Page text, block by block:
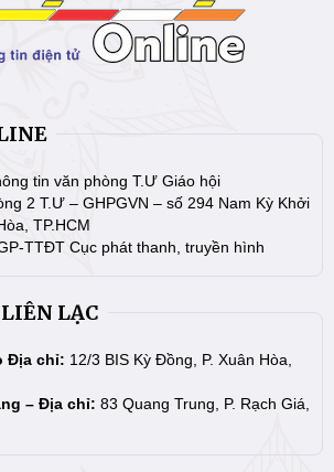
tin văn phòng T.Ư Giáo hội
2 T.Ư – GHPGVN – số 294 Nam Kỳ Khởi
TP.HCM
TTĐT Cục phát thanh, truyền hình
LẠC
Địa chỉ: 12/3 BIS Kỳ Đồng, P. Xuân Hòa,
– Địa chỉ: 83 Quang Trung, P. Rạch Giá,